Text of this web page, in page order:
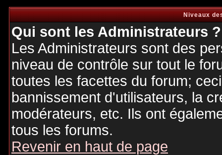
Niveaux
Qui sont les Administrateurs ?
Les Administrateurs sont des
niveau de contrôle sur tout le
toutes les facettes du forum;
bannissement d'utilisateurs, la
modérateurs, etc. Ils ont
tous les forums.
Revenir en haut de page